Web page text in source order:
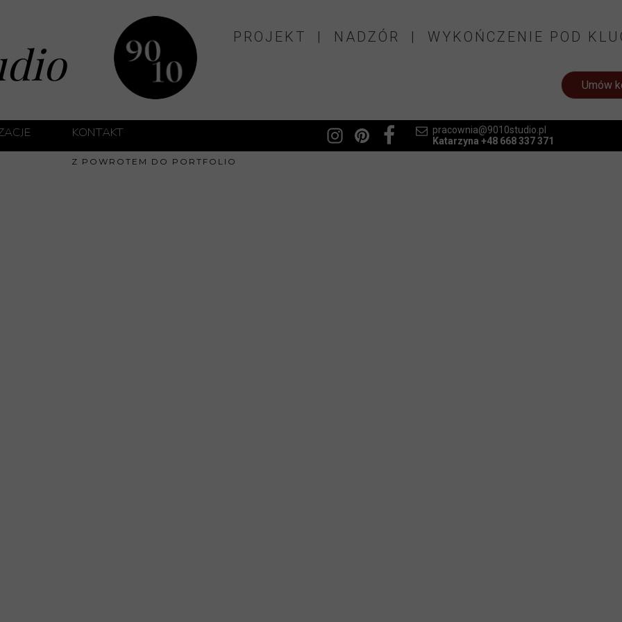
PROJEKT | NADZÓR | WYKOŃCZENIE POD
pracownia@9010studio.pl
Katarzyna +48 668 337 371
Umów
PRYWATNYCH
MEDYCZNE
KONTAKT
Z POWROTEM DO PORTFOLIO